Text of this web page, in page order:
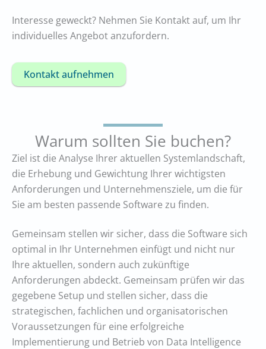
Interesse geweckt? Nehmen Sie Kontakt auf, um Ihr
individuelles Angebot anzufordern.
Kontakt aufnehmen
Warum sollten Sie buchen?
Ziel ist die Analyse Ihrer aktuellen Systemlandschaft,
die Erhebung und Gewichtung Ihrer wichtigsten
Anforderungen und Unternehmensziele, um die für
Sie am besten passende Software zu finden.
Gemeinsam stellen wir sicher, dass die Software sich
optimal in Ihr Unternehmen einfügt und nicht nur
Ihre aktuellen, sondern auch zukünftige
Anforderungen abdeckt. Gemeinsam prüfen wir das
gegebene Setup und stellen sicher, dass die
strategischen, fachlichen und organisatorischen
Voraussetzungen für eine erfolgreiche
Implementierung und Betrieb von Data Intelligence